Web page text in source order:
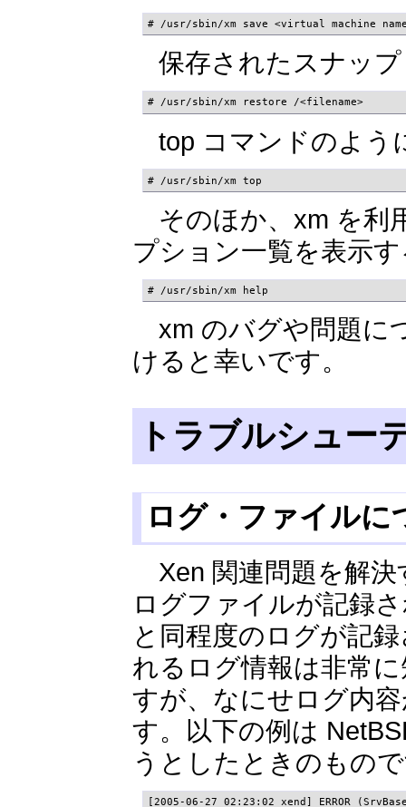
# /usr/sbin/xm save <virtual machine
保存されたスナップ
# /usr/sbin/xm restore /<filename>
top コマンドのよう
# /usr/sbin/xm top
そのほか、xm を利
プション一覧を表示
# /usr/sbin/xm help
xm のバグや問題に
けると幸いです。
トラブルシュー
ログ・ファイル
Xen 関連問題を解決
ログファイルが記録
と同程度のログが記
れるログ情報は非常
すが、なにせログ内
す。以下の例は
うとしたときのもの
[2005-06-27 02:23:02 xend] ERROR